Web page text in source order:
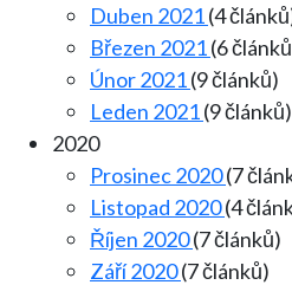
Duben 2021(4
Březen 2021(6
Únor 2021(9 článků)
Leden 2021(9 článků)
2020
Prosinec 2020(7
Listopad 2020(4
Říjen 2020(7 článků)
Září 2020(7 článků)